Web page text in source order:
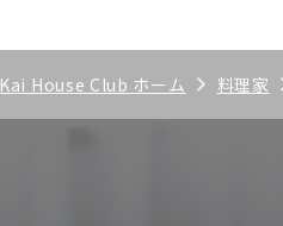
Kai House Club ホーム 料理家